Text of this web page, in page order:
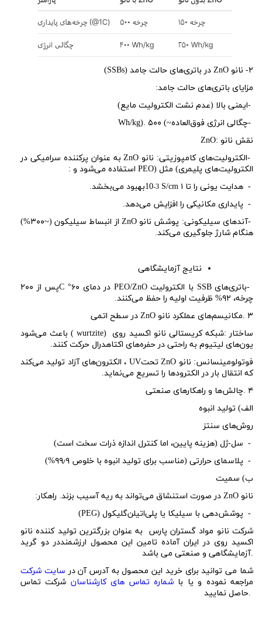
۲- نانو ZnOدر باتری‌های حالت جامد (SSBs)
مزایای باتری‌های حالت جامد:
-ایمنی بالا (عدم نشت الکترولیت مایع)
-چگالی انرژی فوق‌العاده(~ ۵۰۰ Wh/kg).
نقش نانو ZnO:
-الکترولیت‌های کامپوزیتی: نانوZnO به عنوان پرکننده سرامیکی در
الکترولیت‌های پلیمری( مثل PEO) استفاده می‌شود و :
-هدایت یونی را تا ۱ 10-3S/cm
بهبود می‌بخشد.
- پایداری مکانیکی را افزایش می‌دهد.
-آندهای سیلیکونی: پوشش نانوZnO
از انبساط سیلیکون (~۳۰۰%)
هنگام شارژ جلوگیری می‌کند.
نتایج آزمایشگاهی
-باتری‌هایSSB با الکترولیتPEO/ZnO در دمای ۶۰ °
C
پس از ۲۰۰
چرخه، ۹۲% ظرفیت اولیه را حفظ می‌کنند.
۳ .مکانیسم‌های عملکرد نانو ZnOدر سطح اتمی
ساختار :شبکه کریستالی نانو اکسید روی (
wurtzite) باعث می‌شود
یون‌های لیتیوم به راحتی در حفره‌های اکتاهدرال حرکت کنند.
فوتولومینسانس: نانو ZnO تحتUV ، الکترون‌های آزاد تولید می‌کند
که انتقال بار در الکترودها را تسریع می‌نماید.
۴ .چالش‌ها و راهکارهای صنعتی
الف) تولید انبوه
روش‌های سنتز
- سل-ژل (هزینه پایین، اما کنترل اندازه ذرات سخت است)
- پلاسمای حرارتی (مناسب برای تولید انبوه با خلوص ۹۹ ٫۹%)
ب) سمیت
نانو ZnOدر صورت استنشاق می‌تواند به ریه آسیب بزند. راهکار:
- پوشش‌دهی با سیلیکا یا پلی‌اتیلن‌گلیکول (PEG)
شرکت نانو مواد گستران پارس به عنوان بزرگترین تولید کننده نانو
اکسید روی در ایران آماده تامین این محصول ارزشمنددر دو گرید
آزمایشگاهی و صنعتی می باشد.
شما می توانید برای خرید این محصول به آدرس آن در سایت شرکت
مراجعه نموده و یا با شماره تماس های کارشناسان شرکت تماس
حاصل نمایید.